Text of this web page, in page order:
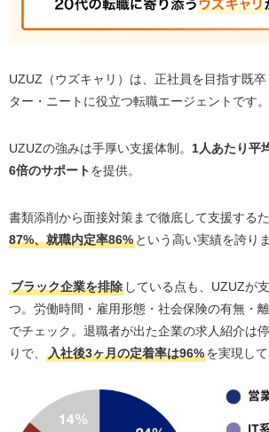
UZUZ（ウズキャリ）の良い評判・
が身に付く！「ウズウズカレッジ
UZUZ（ウズキャリ）の悪い評判・口コ
れる求人がIT系・Web系に偏ってい
UZUZ（ウズキャリ）の悪い評判・
UZUZ（ウズキャリ）の悪い評判・
求人が少ない
の質に差がある
UZUZ（ウズキャリ）が「やばい・違約
UZUZ（ウズキャリ）がおすすめの
UZUZ（ウズキャリ）は、正社員を目指す既
ター・ニートに役立つ転職エージェントです。
UZUZの強みは手厚い支援体制。 1人あたり平
6倍のサポートを提供。
書類添削から面接対策まで徹底して支援するた
87%、就職内定率86%という高い実績を誇りま
ブラック企業を排除している点も、UZUZが
つ。労働時間・雇用形態・社会保険の有無・
でチェック。退職者が出た企業の求人紹介は
りで、
入社後3ヶ月の定着率は96%を実現して